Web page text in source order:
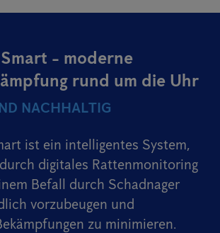
- moderne
rund um die Uhr
NACHHALTIG
ist ein intelligentes System,
digitales Rattenmonitoring
Befall durch Schadnager
vorzubeugen und
zu minimieren.